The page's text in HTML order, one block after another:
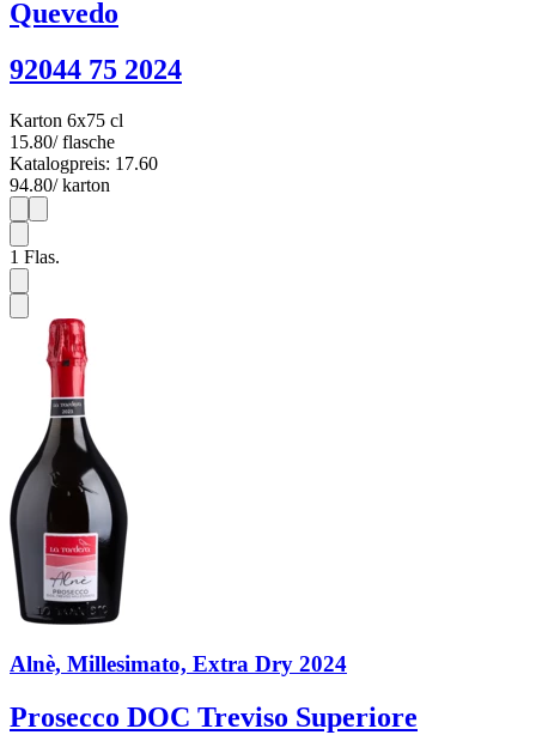
Quevedo
92044 75 2024
Karton 6x75 cl
15.80/ flasche
Katalogpreis: 17.60
94.80/ karton
1
1 Flas.
Alnè, Millesimato, Extra Dry 2024
Prosecco DOC Treviso Superiore